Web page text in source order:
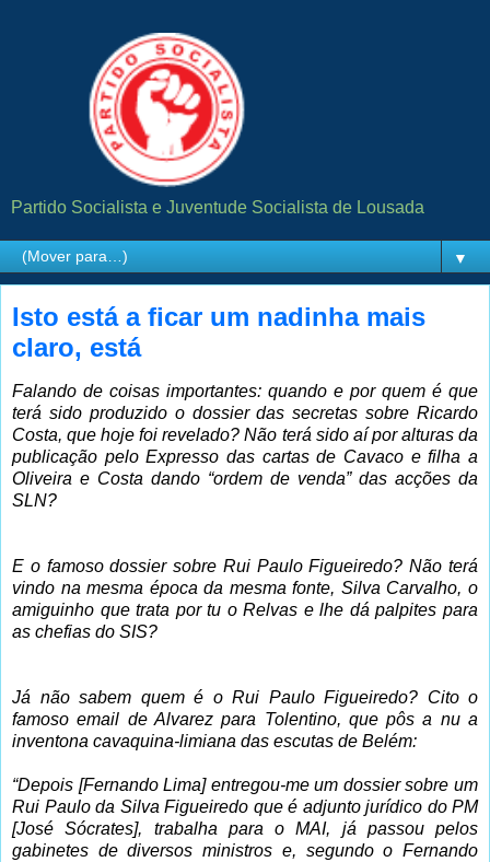
Partido Socialista e Juventude Socialista de Lousada
▼
Isto está a ficar um nadinha mais
claro, está
Falando de coisas importantes: quando e por quem é que
terá sido produzido o dossier das secretas sobre Ricardo
Costa, que hoje foi revelado? Não terá sido aí por alturas da
publicação pelo Expresso das cartas de Cavaco e filha a
Oliveira e Costa dando “ordem de venda” das acções da
SLN?
E o famoso dossier sobre Rui Paulo Figueiredo? Não terá
vindo na mesma época da mesma fonte, Silva Carvalho, o
amiguinho que trata por tu o Relvas e lhe dá palpites para
as chefias do SIS?
Já não sabem quem é o Rui Paulo Figueiredo? Cito o
famoso email de Alvarez para Tolentino, que pôs a nu a
inventona cavaquina-limiana das escutas de Belém:
“Depois [Fernando Lima] entregou-me um dossier sobre um
Rui Paulo da Silva Figueiredo que é adjunto jurídico do PM
[José Sócrates], trabalha para o MAI, já passou pelos
gabinetes de diversos ministros e, segundo o Fernando